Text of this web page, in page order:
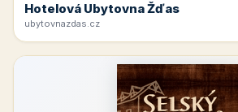
Hotelová Ubytovna Žďas
ubytovnazdas.cz